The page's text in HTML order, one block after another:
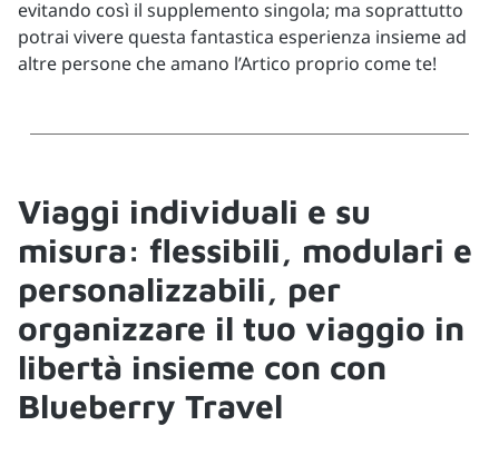
evitando così il supplemento singola; ma soprattutto
potrai vivere questa fantastica esperienza insieme ad
altre persone che amano l’Artico proprio come te!
Viaggi individuali e su
misura: flessibili, modulari e
personalizzabili, per
organizzare il tuo viaggio in
libertà insieme con con
Blueberry Travel